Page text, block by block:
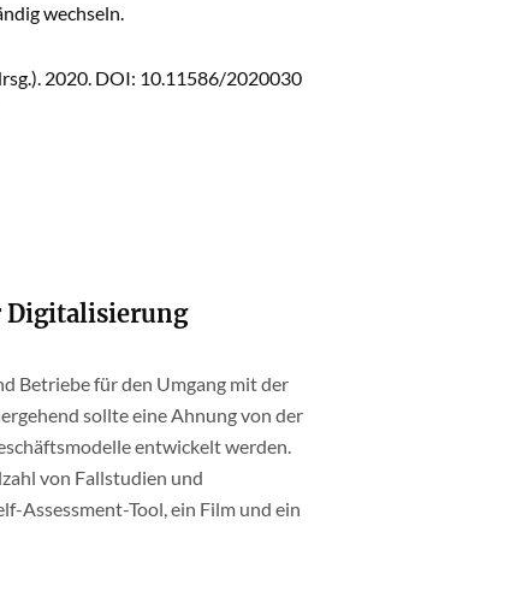
wechseln.
2020. DOI: 10.11586/2020030
Digitalisierung
Betriebe für den Umgang mit der
sollte eine Ahnung von der
entwickelt werden.
von Fallstudien und
Assessment-Tool, ein Film und ein